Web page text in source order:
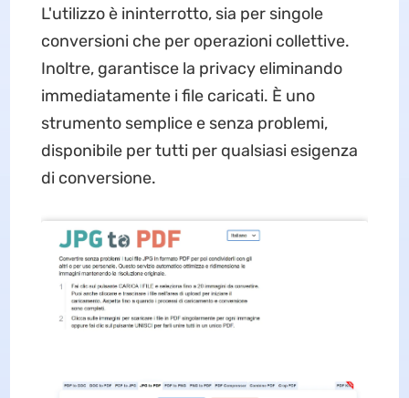
L'utilizzo è ininterrotto, sia per singole
conversioni che per operazioni collettive.
Inoltre, garantisce la privacy eliminando
immediatamente i file caricati. È uno
strumento semplice e senza problemi,
disponibile per tutti per qualsiasi esigenza
di conversione.